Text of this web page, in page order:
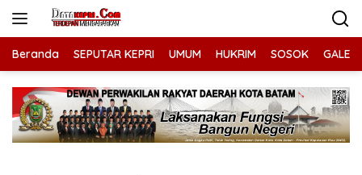
Beranda SEPUTAR KEPRI UMUM HUKRIM SOSOK